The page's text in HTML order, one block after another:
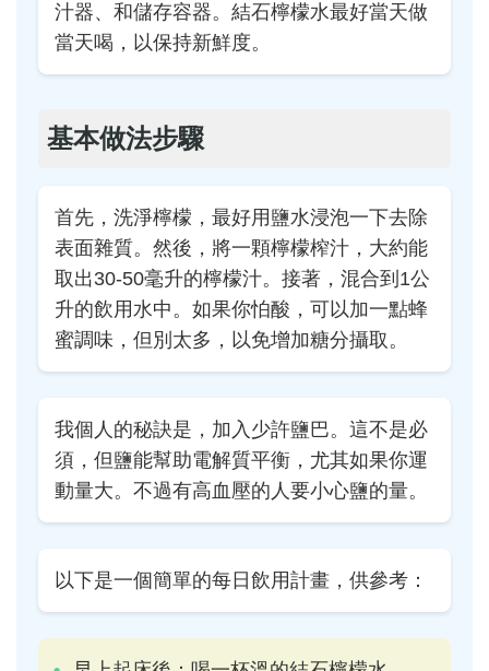
汁器、和儲存容器。結石檸檬水最好當天做
當天喝，以保持新鮮度。
基本做法步驟
首先，洗淨檸檬，最好用鹽水浸泡一下去除
表面雜質。然後，將一顆檸檬榨汁，大約能
取出30-50毫升的檸檬汁。接著，混合到1公
升的飲用水中。如果你怕酸，可以加一點蜂
蜜調味，但別太多，以免增加糖分攝取。
我個人的秘訣是，加入少許鹽巴。這不是必
須，但鹽能幫助電解質平衡，尤其如果你運
動量大。不過有高血壓的人要小心鹽的量。
以下是一個簡單的每日飲用計畫，供參考：